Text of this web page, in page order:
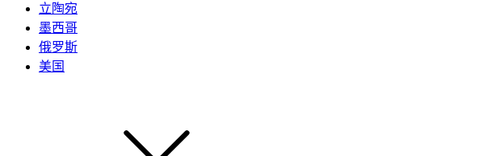
立陶宛
墨西哥
俄罗斯
美国